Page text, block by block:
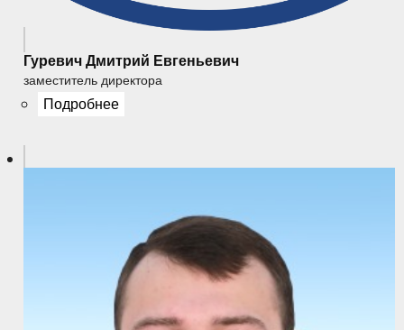
Гуревич Дмитрий Евгеньевич
заместитель директора
Подробнее